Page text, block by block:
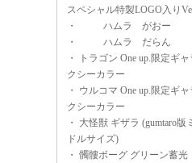
スペシャル特製LOGO入り
・
ハムラ がおー
・
ハムラ だらん
・
トラゴン One up.限定ギャ
クシーカラー
・ ウルコマ One up.限定ギャ
クシーカラー
・ 大怪獣 ギザラ (gumtaro版ミ
ドルサイズ)
・ 髑髏ボーグ グリーン蓄光